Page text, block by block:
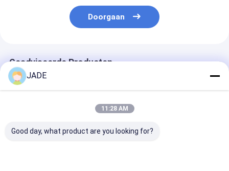
Doorgaan
Geadviseerde Producten
JADE
11:28 AM
Good day, what product are you looking for?